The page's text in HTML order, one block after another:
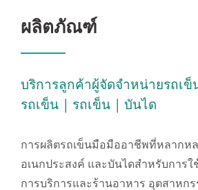
ผลิตภัณฑ์
บริการลูกค้าผู้จัดจำหน่ายรถเ
รถเข็น | รถเข็น | บันได
การผลิตรถเข็นมือมืออาชีพที่หลากห
อเนกประสงค์ และบันไดสำหรับการ
การบริการและร้านอาหาร อุตสาหก